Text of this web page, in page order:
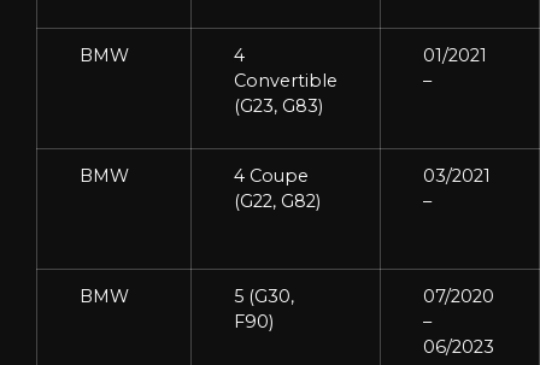
BMW
4
Convertible
(G23, G83)
01/2021
–
BMW
4 Coupe
(G22, G82)
03/2021
–
BMW
5 (G30,
F90)
07/2020
–
06/2023